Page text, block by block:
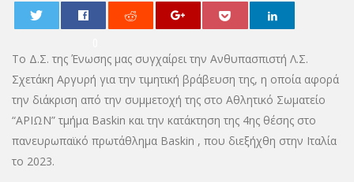
Το Δ.Σ. της Ένωσης μας συγχαίρει την Ανθυπασπιστή Λ.Σ.
Σχετάκη Αργυρή για την τιμητική βράβευση της, η οποία αφορά
την διάκριση από την συμμετοχή της στο Αθλητικό Σωματείο
“ΑΡΙΩΝ” τμήμα Baskin και την κατάκτηση της 4ης θέσης στο
πανευρωπαϊκό πρωτάθλημα Baskin , που διεξήχθη στην Ιταλία
το 2023.